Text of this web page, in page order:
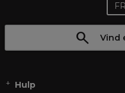
FR
Vind
Hulp